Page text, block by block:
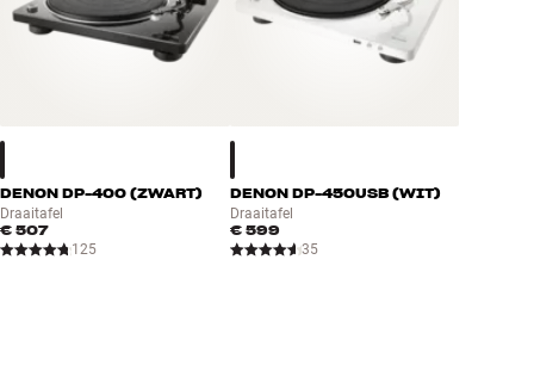
DENON DP-400 (ZWART)
Draaitafel
€ 507
125
DENON DP-450USB (WIT)
Draaitafel
€ 599
35